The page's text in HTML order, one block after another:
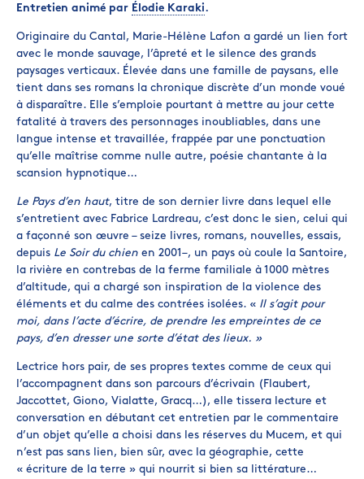
Entretien animé par Élodie Karaki.
Originaire du Cantal, Marie-Hélène Lafon a gardé un lien fort
avec le monde sauvage, l’âpreté et le silence des grands
paysages verticaux. Élevée dans une famille de paysans, elle
tient dans ses romans la chronique discrète d’un monde voué
à disparaître. Elle s’emploie pourtant à mettre au jour cette
fatalité à travers des personnages inoubliables, dans une
langue intense et travaillée, frappée par une ponctuation
qu’elle maîtrise comme nulle autre, poésie chantante à la
scansion hypnotique…
Le Pays d’en haut, titre de son dernier livre dans lequel elle
s’entretient avec Fabrice Lardreau, c’est donc le sien, celui qui
a façonné son œuvre – seize livres, romans, nouvelles, essais,
depuis Le Soir du chien en 2001–, un pays où coule la Santoire,
la rivière en contrebas de la ferme familiale à 1000 mètres
d’altitude, qui a chargé son inspiration de la violence des
éléments et du calme des contrées isolées. « Il s’agit pour
moi, dans l’acte d’écrire, de prendre les empreintes de ce
pays, d’en dresser une sorte d’état des lieux. »
Lectrice hors pair, de ses propres textes comme de ceux qui
l’accompagnent dans son parcours d’écrivain (Flaubert,
Jaccottet, Giono, Vialatte, Gracq…), elle tissera lecture et
conversation en débutant cet entretien par le commentaire
d’un objet qu’elle a choisi dans les réserves du Mucem, et qui
n’est pas sans lien, bien sûr, avec la géographie, cette
« écriture de la terre » qui nourrit si bien sa littérature…